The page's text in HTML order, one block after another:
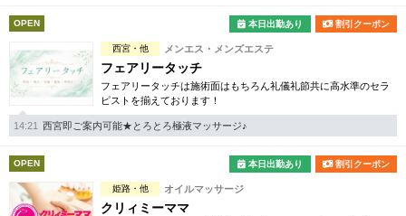
駅から徒歩5分以内
こだわり条件を変更
閉じる
OPEN 本日出勤あり 割引クーポン
西宮・他 メンエス・メンズエステ
フェアリータッチ
フェアリータッチは施術面はもちろん礼儀礼節共に高水準のセラ
ピストを揃えております！
14:21 西宮即ご案内可能★とろとろ極液マッサージ♪
OPEN 本日出勤あり 割引クーポン
姫路・他 オイルマッサージ
クリィミーママ